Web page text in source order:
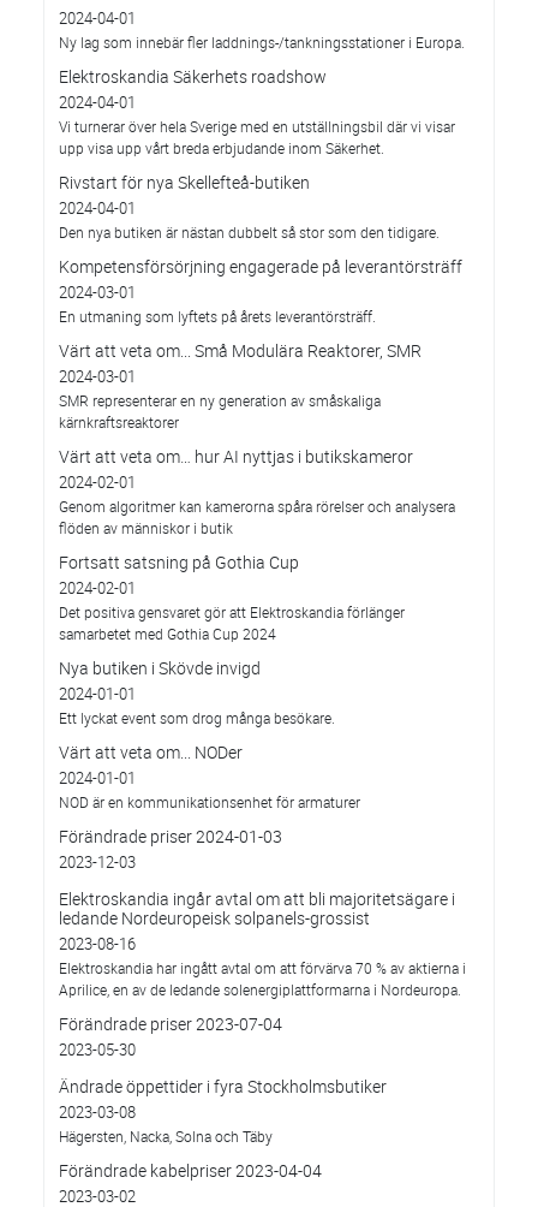
2024-04-01
Ny lag som innebär fler laddnings-/tankningsstationer i Europa.
Elektroskandia Säkerhets roadshow
2024-04-01
Vi turnerar över hela Sverige med en utställningsbil där vi visar
upp visa upp vårt breda erbjudande inom Säkerhet.
Rivstart för nya Skellefteå-butiken
2024-04-01
Den nya butiken är nästan dubbelt så stor som den tidigare.
Kompetensförsörjning engagerade på leverantörsträff
2024-03-01
En utmaning som lyftets på årets leverantörsträff.
Värt att veta om... Små Modulära Reaktorer, SMR
2024-03-01
SMR representerar en ny generation av småskaliga
kärnkraftsreaktorer
Värt att veta om… hur AI nyttjas i butikskameror
2024-02-01
Genom algoritmer kan kamerorna spåra rörelser och analysera
flöden av människor i butik
Fortsatt satsning på Gothia Cup
2024-02-01
Det positiva gensvaret gör att Elektroskandia förlänger
samarbetet med Gothia Cup 2024
Nya butiken i Skövde invigd
2024-01-01
Ett lyckat event som drog många besökare.
Värt att veta om... NODer
2024-01-01
NOD är en kommunikationsenhet för armaturer
Förändrade priser 2024-01-03
2023-12-03
Elektroskandia ingår avtal om att bli majoritetsägare i
ledande Nordeuropeisk solpanels-grossist
2023-08-16
Elektroskandia har ingått avtal om att förvärva 70 % av aktierna i
Aprilice, en av de ledande solenergiplattformarna i Nordeuropa.
Förändrade priser 2023-07-04
2023-05-30
Ändrade öppettider i fyra Stockholmsbutiker
2023-03-08
Hägersten, Nacka, Solna och Täby
Förändrade kabelpriser 2023-04-04
2023-03-02